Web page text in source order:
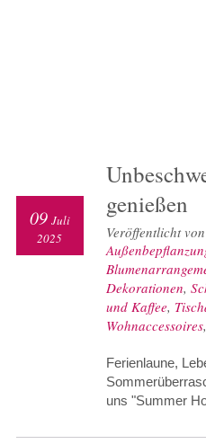
genießen
09 Juli
2025
Veröffentlicht
Dekorationen,
und Kaffee,
Wohnaccessoires,
Ferienlaune,
uns "Summer